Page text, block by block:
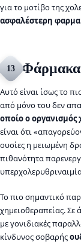
για το μοτίβο της
ασφαλέστερη
13 Φάρμακα
Αυτό είναι ίσως το
από μόνο του δεν
οποίο ο οργανισμός
είναι ότι
ουσίες η μειωμένη
πιθανότητα
Το πιο σημαντικό
χημειοθεραπείας. Σε
με γονιδιακές
κίνδυνος σοβαρής